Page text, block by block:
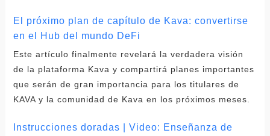
El próximo plan de capítulo de Kava: convertirse
en el Hub del mundo DeFi
Este artículo finalmente revelará la verdadera visión
de la plataforma Kava y compartirá planes importantes
que serán de gran importancia para los titulares de
KAVA y la comunidad de Kava en los próximos meses.
Instrucciones doradas | Video: Enseñanza de